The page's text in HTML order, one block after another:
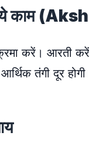
ये काम
करें।
तंगी दूर